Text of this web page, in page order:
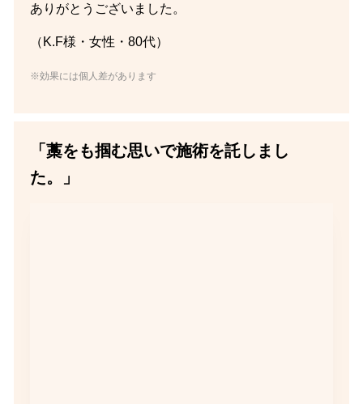
ありがとうございました。
（K.F様・女性・80代）
※効果には個人差があります
「藁をも掴む思いで施術を託しまし
た。」